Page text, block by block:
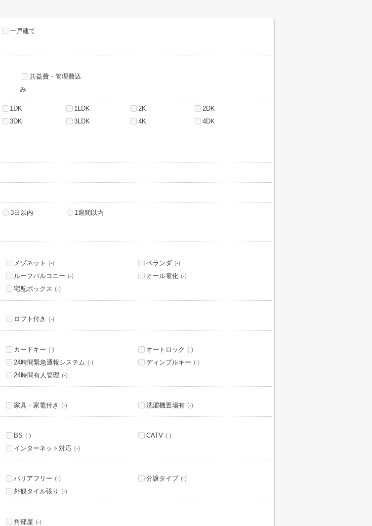
一戸建て
共益費・管理費込
み
1DK 1LDK 2K
2DK
3DK 3LDK 4K
4DK
3日以内 1週間以内
メゾネット (-) ベランダ (-)
ルーフバルコニー (-) オール電化 (-)
宅配ボックス (-)
ロフト付き (-)
カードキー (-) オートロック (-)
24時間緊急通報システム (-) ディンプルキー (-)
24時間有人管理 (-)
家具・家電付き (-) 洗濯機置場有 (-)
BS (-) CATV (-)
インターネット対応 (-)
バリアフリー (-) 分譲タイプ (-)
外観タイル張り (-)
角部屋 (-)